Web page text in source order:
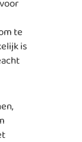
te
is